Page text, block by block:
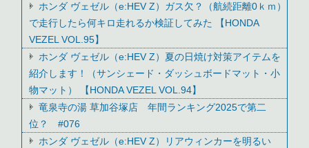
ホンダ ヴェゼル（e:HEV Z）ガス欠？（航続距離0ｋｍ）
で走行したら何キロ走れるか検証してみた 【HONDA
VEZEL VOL.95】
ホンダ ヴェゼル（e:HEV Z）夏の日焼け対策アイテムを
紹介します！（サンシェード・ダッシュボードマット・小
物マット） 【HONDA VEZEL VOL.94】
竜泉寺の湯 草加谷塚店 年間ランキング2025で第二
位？ #076
ホンダ ヴェゼル（e:HEV Z）リアウィンカーを明るい